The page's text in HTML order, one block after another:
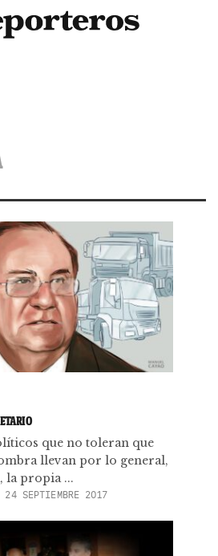
que no toleran que
llevan por lo general,
la propia ...
24 SEPTIEMBRE 2017